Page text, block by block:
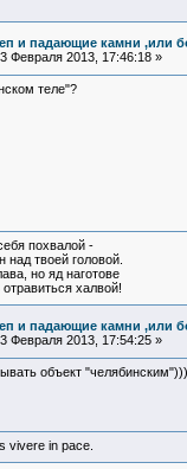
и падающие камни ,или
Февраля 2013, 17:46:18 »
теле"?
похвалой -
твоей головой.
но яд наготове
халвой!
и падающие камни ,или
Февраля 2013, 17:54:25 »
объект
vivere in pace.